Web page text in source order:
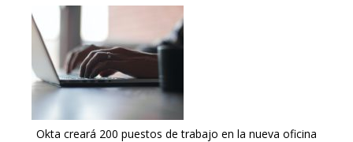
Okta creará 200 puestos de trabajo en la nueva oficina